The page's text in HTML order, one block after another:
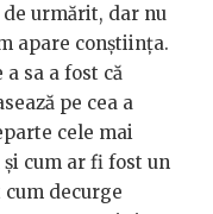
urmărit, dar nu
apare conștiința.
sa a fost că
pe cea a
cele mai
cum ar fi fost un
decurge